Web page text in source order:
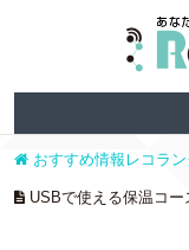
おすすめ情報レコラン
USBで使える保温コー